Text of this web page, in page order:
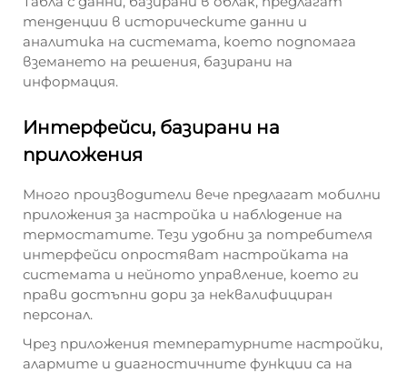
тенденции в историческите данни и
аналитика на системата, което подпомага
вземането на решения, базирани на
информация.
Интерфейси, базирани на
приложения
Много производители вече предлагат мобилни
приложения за настройка и наблюдение на
термостатите. Тези удобни за потребителя
интерфейси опростяват настройката на
системата и нейното управление, което ги
прави достъпни дори за неквалифициран
персонал.
Чрез приложения температурните настройки,
алармите и диагностичните функции са на